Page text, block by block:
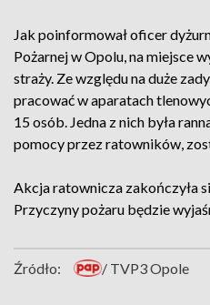
Jak poinformował oficer
Pożarnej w Opolu, na miejsce
straży. Ze względu na duże
pracować w aparatach
15 osób. Jedna z nich była
pomocy przez ratowników,
Akcja ratownicza zakończyła
Przyczyny pożaru będzie
Źródło: / TVP3 Opole